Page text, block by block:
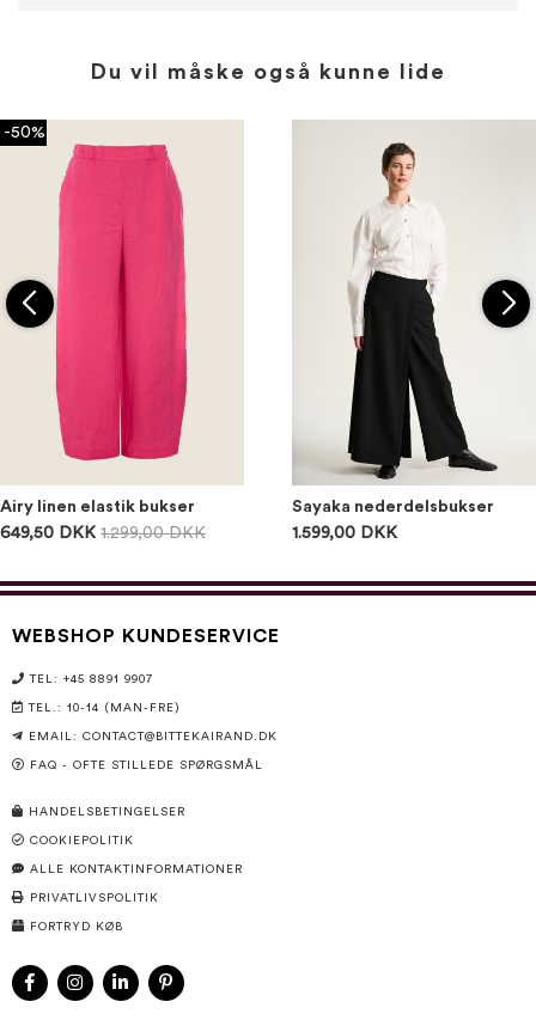
Du vil måske også kunne lide
-50%
Airy linen elastik bukser
649,50 DKK 1.299,00 DKK
Sayaka nederdelsbukser
1.599,00 DKK
WEBSHOP KUNDESERVICE
TEL: +45 8891 9907
TEL.: 10-14 (MAN-FRE)
EMAIL: CONTACT@BITTEKAIRAND.DK
FAQ - OFTE STILLEDE SPØRGSMÅL
HANDELSBETINGELSER
COOKIEPOLITIK
ALLE KONTAKTINFORMATIONER
PRIVATLIVSPOLITIK
FORTRYD KØB